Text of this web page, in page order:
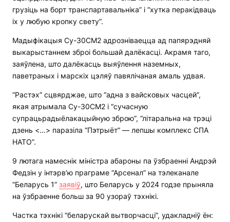
грузіць на борт транспартавальніка” і “хутка перакідваць
іх у любую кропку свету”.
Мадыфікацыя Су-30СМ2 адрозніваецца ад папярэдняй
выкарыстаннем зброі большай далёкасці. Акрамя таго,
заяўлена, што далёкасць выяўлення наземных,
паветраных і марскіх цэляў павялічаная амаль удвая.
“Растэх” сцвярджае, што “адна з вайсковых часцей”,
якая атрымала Су-30СМ2 і “сучасную
супрацьрадыёлакацыйную зброю”, “літаральна на трэці
дзень <…> паразіла “Пэтрыёт” — лепшы комплекс СПА
НАТО”.
9 лютага намеснік міністра абароны па ўзбраенні Андрэй
Федзін у інтэрв’ю праграме “Арсенал” на тэлеканале
“Беларусь 1” заявіў, што Беларусь у 2024 годзе прыняла
на ўзбраенне больш за 90 узораў тэхнікі.
Частка тэхнікі “беларускай вытворчасці”, удакладніў ён: